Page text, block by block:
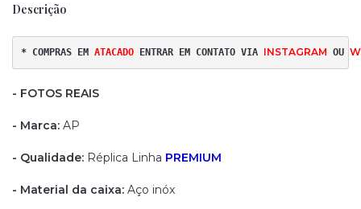
Descrição
* COMPRAS EM ATACADO ENTRAR EM CONTATO VIA INSTAGRAM OU
- FOTOS REAIS
- Marca: AP
- Qualidade: Réplica Linha PREMIUM
- Material da caixa: Aço inóx